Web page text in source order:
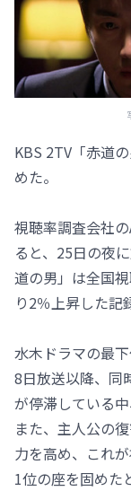
KBS 2TV「赤道
めた。
視聴率調査会社
ると、25日の夜
道の男」は全国
り2％上昇した記
水木ドラマの最
8日放送以降、同
が停滞している
また、主人公の
力を高め、これ
1位の座を固めた